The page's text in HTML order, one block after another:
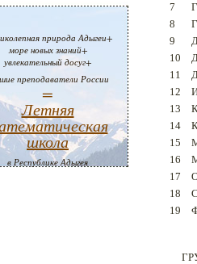
природа Адыгеи+
море новых знаний+
увлекательный досуг+
преподаватели России
=
Летняя
школа
в Республике Адыгея
7
8
9
10
11
12
13
14
15
16
17
18
19